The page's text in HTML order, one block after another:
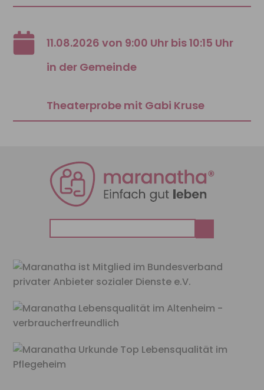
11.08.2026 von 9:00 Uhr bis 10:15 Uhr
in der Gemeinde
Theaterprobe mit Gabi Kruse
nach: